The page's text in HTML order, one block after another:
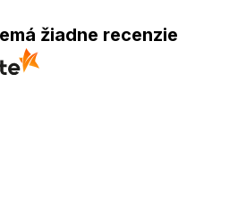
žiadne recenzie